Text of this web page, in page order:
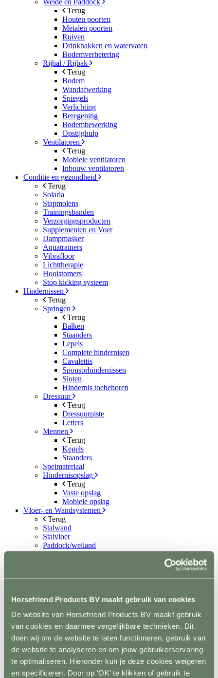
Horsefriend Products BV maakt gebruik van cookies
De website van Horsefriend Products BV maakt gebruik
van cookies en daarmee vergelijkbare technieken. Dit
doen wij om de website te laten functioneren, gebruik van
de website te analyseren en om jouw gebruikerservaring
te optimaliseren. Hieronder kun je deze cookies weigeren
en specificeren. Door op ‘OK’ te klikken of gebruik te
Weide en Paddock
Terug
Houten poorten
Metalen poorten
Ruiven
Drinkbakken en watervaten
Bodemverbetering
Rijhal / Rijbak
Terug
Bodem
Wandafwerking
Spiegels
Verlichting
Beregening
Bodembewerking
Opstijghulp
Ventilatoren
Terug
Mobiele ventilatoren
Inbouw ventilatoren
Conditie en gezondheid
Terug
Solaria
Stapmolens
Trainingsbanden
Verzorgingsproducten
Supplementen en Voer
Dampmasker
Aquatrainers
Vibrafloor
Lichttherapie
Hooistomers
Stop kicking systeem
Hindernissen
Terug
Springen
Terug
Balken
Staanders
Lepels
Complete hindernisen
Cavalettis
Sponsorhindernissen
Sloten
Hindernis toebehoren
Dressuur
Terug
Dressuurpiste
Letters
Mennen
Terug
Kegels
Staanders
Spelmateriaal
Hindernisopslag
Terug
Vaste opslag
Mobiele opslag
Vloer- en Wandsystemen
Terug
Stalwand
Stalvloer
Paddock/weiland
Wasplaatsen
Stap/draf molen
Horsefloor gietvloer
Ontvetten / lijmen / Kitten
Sale
+31(0)546 639 000
info@horsefriend.nl
Webshop home
Omheining Houten omheining paarden